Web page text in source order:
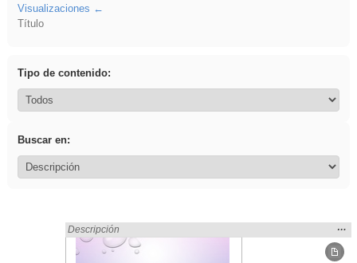
Visualizaciones
Título
Tipo de contenido:
Buscar en:
Encontrado «Arquitectura» en:
Descripción
la
…